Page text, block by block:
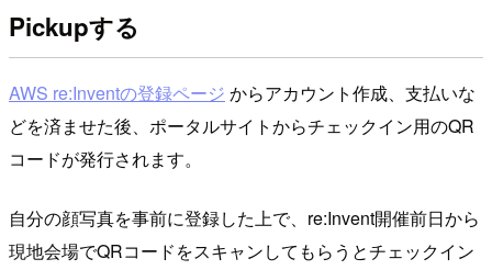
Pickupする
AWS re:Inventの登録ページ からアカウント作成、支払いな
どを済ませた後、ポータルサイトからチェックイン用のQR
コードが発行されます。
自分の顔写真を事前に登録した上で、re:Invent開催前日から
現地会場でQRコードをスキャンしてもらうとチェックイン